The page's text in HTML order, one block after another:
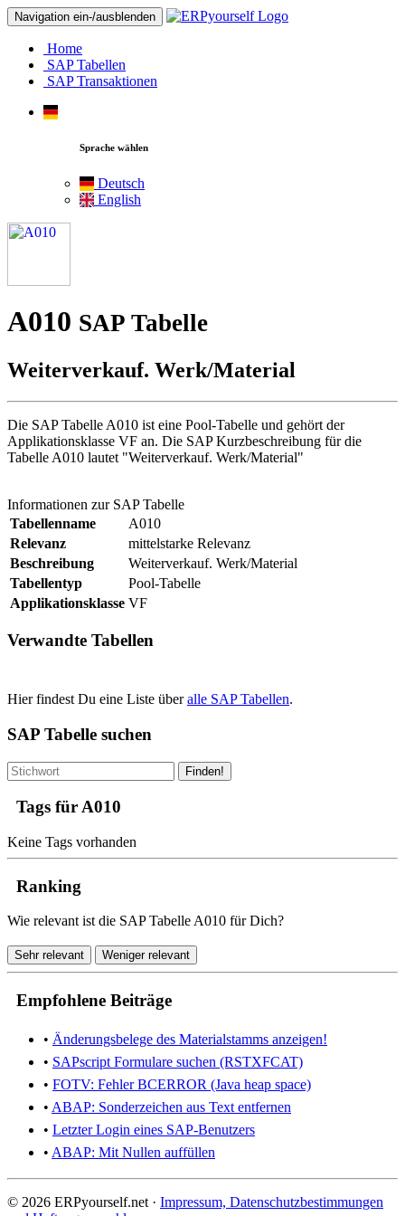
Navigation ein-/ausblenden
Home
SAP Tabellen
SAP Transaktionen
Sprache wählen
Deutsch
English
A010 SAP Tabelle
Weiterverkauf. Werk/Material
Die SAP Tabelle A010 ist eine Pool-Tabelle und gehört der
Applikationsklasse VF an. Die SAP Kurzbeschreibung für die
Tabelle A010 lautet "Weiterverkauf. Werk/Material"
Informationen zur SAP Tabelle
Tabellenname
A010
Relevanz
mittelstarke Relevanz
Beschreibung
Weiterverkauf. Werk/Material
Tabellentyp
Pool-Tabelle
Applikationsklasse VF
Verwandte Tabellen
Hier findest Du eine Liste überalle SAP Tabellen.
SAP Tabelle suchen
Finden!
Tags für A010
Keine Tags vorhanden
Ranking
Wie relevant ist die SAP Tabelle A010 für Dich?
Sehr relevant Weniger relevant
Empfohlene Beiträge
• Änderungsbelege des Materialstamms anzeigen!
• SAPscript Formulare suchen (RSTXFCAT)
• FOTV: Fehler BCERROR (Java heap space)
• ABAP: Sonderzeichen aus Text entfernen
• Letzter Login eines SAP-Benutzers
• ABAP: Mit Nullen auffüllen
© 2026 ERPyourself.net · Impressum, Datenschutzbestimmungen